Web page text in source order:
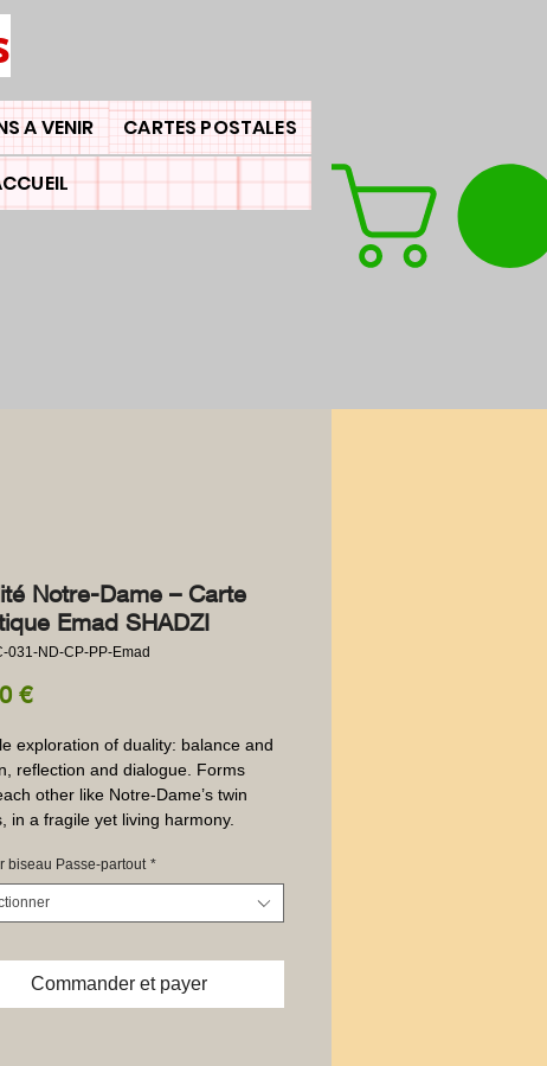
A VENIR CARTES POSTALES
Notre-Dame – Carte
Emad SHADZI
031-ND-CP-PP-Emad
€Prix
exploration of duality: balance and
reflection and dialogue. Forms
other like Notre-Dame’s twin
in a fragile yet living harmony.
biseau Passe-partout *
Commander et payer